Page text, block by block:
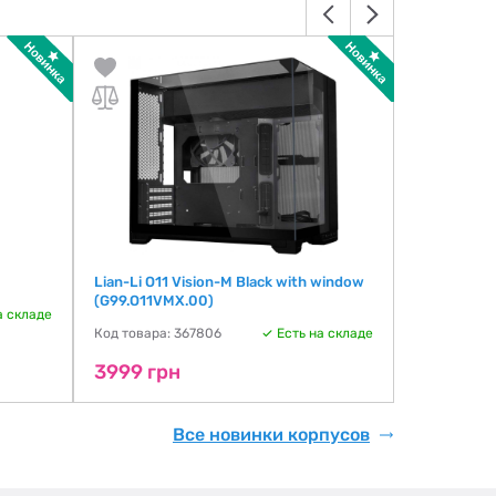
складе
Lian-Li O11 Vision-M Black with window
(G99.O11VMX.00)
Код товара: 367806 Есть на складе
3999 грн
Все новинки корпусов